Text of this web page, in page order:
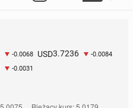
-0.0068 USD3.7236 -0.0084
-0.0031